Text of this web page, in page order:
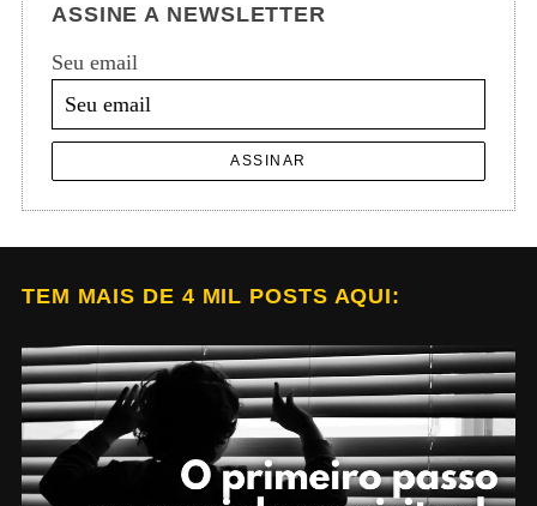
ASSINE A NEWSLETTER
Seu email
ASSINAR
TEM MAIS DE 4 MIL POSTS AQUI: